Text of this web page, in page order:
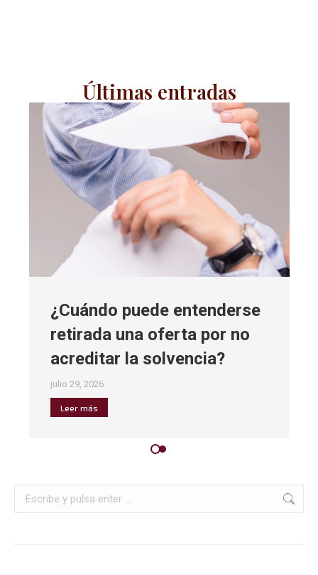
Últimas entradas
¿Cuándo puede entenderse
retirada una oferta por no
acreditar la solvencia?
julio 29, 2026
Leer más